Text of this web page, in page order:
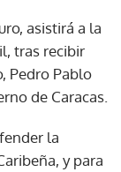
asistirá a la
tras recibir
Pedro Pablo
de Caracas.
la
y para